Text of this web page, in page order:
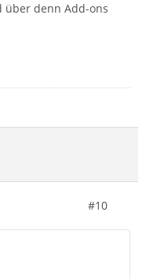
über denn Add-ons
#10